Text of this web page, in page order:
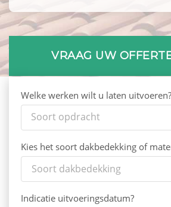
VRAAG UW
Welke werken wilt u laten uitvoeren?
Soort opdracht
Kies het soort dakbedekking of
Soort dakbedekking
Indicatie uitvoeringsdatum?